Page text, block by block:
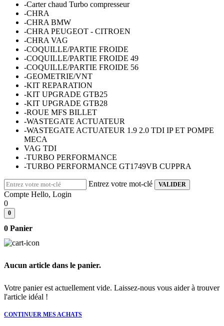
-Carter chaud Turbo compresseur
-CHRA
-CHRA BMW
-CHRA PEUGEOT - CITROEN
-CHRA VAG
-COQUILLE/PARTIE FROIDE
-COQUILLE/PARTIE FROIDE 49
-COQUILLE/PARTIE FROIDE 56
-GEOMETRIE/VNT
-KIT REPARATION
-KIT UPGRADE GTB25
-KIT UPGRADE GTB28
-ROUE MFS BILLET
-WASTEGATE ACTUATEUR
-WASTEGATE ACTUATEUR 1.9 2.0 TDI IP ET POMPE
MECA
VAG TDI
-TURBO PERFORMANCE
-TURBO PERFORMANCE GT1749VB CUPPRA
Entrez votre mot-clé VALIDER
Compte Hello, Login
0
0
0 Panier
Aucun article dans le panier.
Votre panier est actuellement vide. Laissez-nous vous aider à trouver
l'article idéal !
CONTINUER MES ACHATS